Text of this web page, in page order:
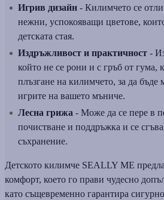
Игрив дизайн - Килимчето се
нежни, успокояващи цветове,
детската стая.
Издръжливост и практичност -
който не се рони и с гръб от гума,
плъзгане на килимчето, за да бъде
игрите на вашето мъниче.
Лесна грижа - Може да се пере в
почистване и поддръжка и се
съхранение.
Детското килимче SEALLY ME
комфорт, което го прави чудесно
като същевременно гарантира